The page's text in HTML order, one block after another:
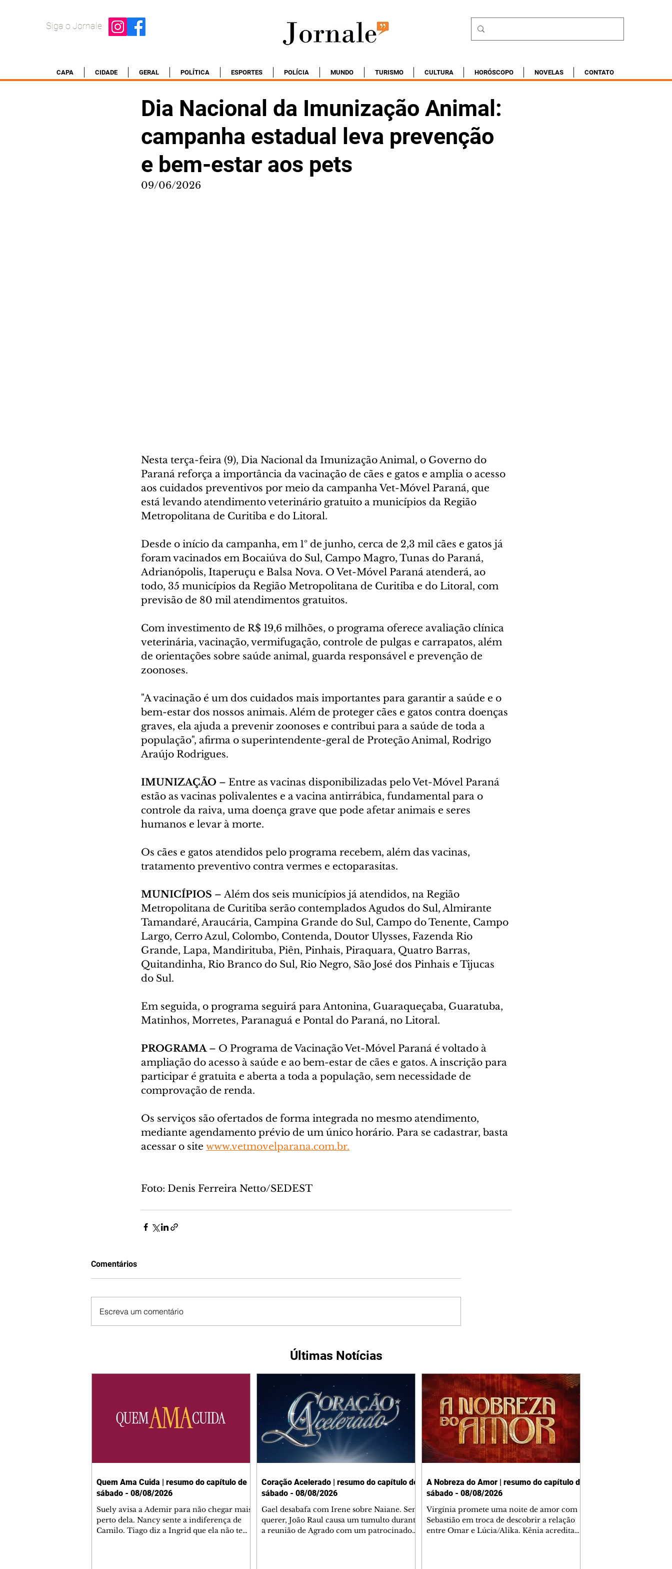
Siga o Jornale
CAPA CIDADE GERAL POLÍTICA ESPORTES POLÍCIA MUNDO TURISMO CULTURA HORÓSCOPO NOVELAS CONTATO
Dia Nacional da Imunização Animal:
campanha estadual leva prevenção
e bem-estar aos pets
09/06/2026
Nesta terça-feira (9), Dia Nacional da Imunização Animal, o Governo do
Paraná reforça a importância da vacinação de cães e gatos e amplia o acesso
aos cuidados preventivos por meio da campanha Vet-Móvel Paraná, que
está levando atendimento veterinário gratuito a municípios da Região
Metropolitana de Curitiba e do Litoral.
Desde o início da campanha, em 1º de junho, cerca de 2,3 mil cães e gatos já
foram vacinados em Bocaiúva do Sul, Campo Magro, Tunas do Paraná,
Adrianópolis, Itaperuçu e Balsa Nova. O Vet-Móvel Paraná atenderá, ao
todo, 35 municípios da Região Metropolitana de Curitiba e do Litoral, com
previsão de 80 mil atendimentos gratuitos.
Com investimento de R$ 19,6 milhões, o programa oferece avaliação clínica
veterinária, vacinação, vermifugação, controle de pulgas e carrapatos, além
de orientações sobre saúde animal, guarda responsável e prevenção de
zoonoses.
"A vacinação é um dos cuidados mais importantes para garantir a saúde e o
bem-estar dos nossos animais. Além de proteger cães e gatos contra doenças
graves, ela ajuda a prevenir zoonoses e contribui para a saúde de toda a
população", afirma o superintendente-geral de Proteção Animal, Rodrigo
Araújo Rodrigues.
IMUNIZAÇÃO – Entre as vacinas disponibilizadas pelo Vet-Móvel Paraná
estão as vacinas polivalentes e a vacina antirrábica, fundamental para o
controle da raiva, uma doença grave que pode afetar animais e seres
humanos e levar à morte.
Os cães e gatos atendidos pelo programa recebem, além das vacinas,
tratamento preventivo contra vermes e ectoparasitas.
MUNICÍPIOS – Além dos seis municípios já atendidos, na Região
Metropolitana de Curitiba serão contemplados Agudos do Sul, Almirante
Tamandaré, Araucária, Campina Grande do Sul, Campo do Tenente, Campo
Largo, Cerro Azul, Colombo, Contenda, Doutor Ulysses, Fazenda Rio
Grande, Lapa, Mandirituba, Piên, Pinhais, Piraquara, Quatro Barras,
Quitandinha, Rio Branco do Sul, Rio Negro, São José dos Pinhais e Tijucas
do Sul.
Em seguida, o programa seguirá para Antonina, Guaraqueçaba, Guaratuba,
Matinhos, Morretes, Paranaguá e Pontal do Paraná, no Litoral.
PROGRAMA – O Programa de Vacinação Vet-Móvel Paraná é voltado à
ampliação do acesso à saúde e ao bem-estar de cães e gatos. A inscrição para
participar é gratuita e aberta a toda a população, sem necessidade de
comprovação de renda.
Os serviços são ofertados de forma integrada no mesmo atendimento,
mediante agendamento prévio de um único horário. Para se cadastrar, basta
acessar o site www.vetmovelparana.com.br.
Foto: Denis Ferreira Netto/SEDEST
Comentários
Escreva um comentário
Últimas Notícias
Quem Ama Cuida | resumo do capítulo de
sábado - 08/08/2026
Suely avisa a Ademir para não chegar mais
perto dela. Nancy sente a indiferença de
Camilo. Tiago diz a Ingrid que ela não tem
Coração Acelerado | resumo do capítulo de
sábado - 08/08/2026
Gael desabafa com Irene sobre Naiane. Sem
querer, João Raul causa um tumulto durante
a reunião de Agrado com um patrocinador.
A Nobreza do Amor | resumo do capítulo de
sábado - 08/08/2026
Virgínia promete uma noite de amor com
Sebastião em troca de descobrir a relação
entre Omar e Lúcia/Alika. Kênia acredita